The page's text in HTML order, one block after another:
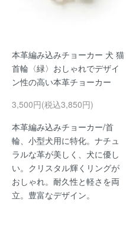
本革編み込みチョーカー 犬 猫
首輪〈緑〉おしゃれでデザイ
ン性の高い本革チョーカー
3,500円(税込3,850円)
本革編み込みチョーカー/首
輪、小型犬用に特化。ナチュ
ラルな革が美しく、犬に優し
い。クリスタル輝くリングが
おしゃれ。耐久性と軽さを両
立。豊富なデザイン。